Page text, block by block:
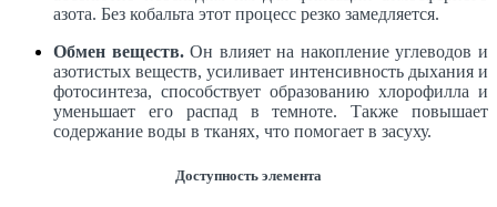
азота. Без кобальта этот процесс резко замедляется.
Обмен веществ.Он влияет на накопление углеводов и
азотистых веществ, усиливает интенсивность дыхания и
фотосинтеза, способствует образованию хлорофилла и
уменьшает его распад в темноте. Также повышает
содержание воды в тканях, что помогает в засуху.
Доступность элемента